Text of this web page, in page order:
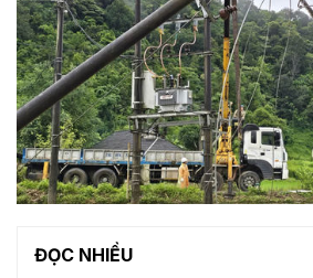
ĐỌC NHIỀU